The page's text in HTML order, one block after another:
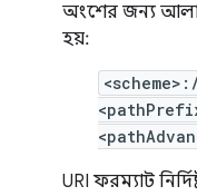
অংশের জন্য
হয়:
URI ফরম্যাট